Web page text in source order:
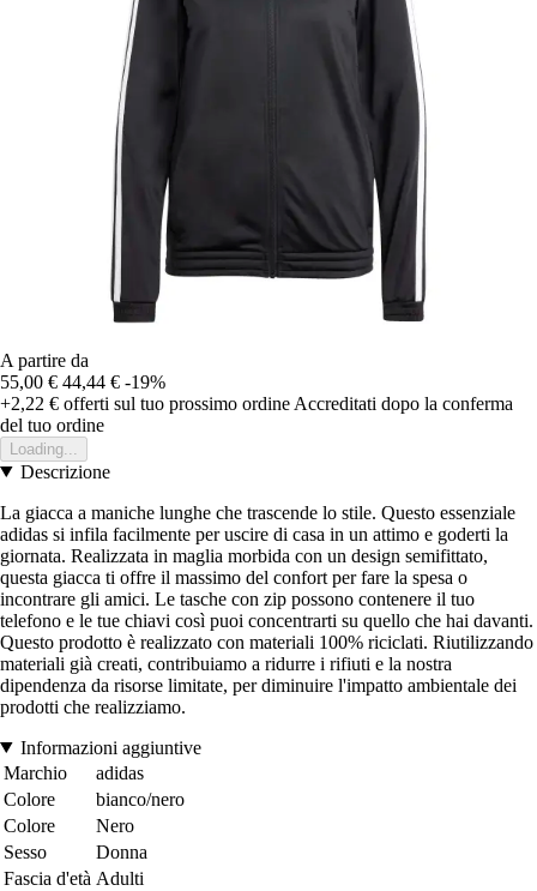
A partire da
55,00 € 44,44 € -19%
+2,22 € offerti sul tuo prossimo ordine Accreditati dopo la conferma
del tuo ordine
Loading...
Descrizione
La giacca a maniche lunghe che trascende lo stile. Questo essenziale
adidas si infila facilmente per uscire di casa in un attimo e goderti la
giornata. Realizzata in maglia morbida con un design semifittato,
questa giacca ti offre il massimo del confort per fare la spesa o
incontrare gli amici. Le tasche con zip possono contenere il tuo
telefono e le tue chiavi così puoi concentrarti su quello che hai davanti.
Questo prodotto è realizzato con materiali 100% riciclati. Riutilizzando
materiali già creati, contribuiamo a ridurre i rifiuti e la nostra
dipendenza da risorse limitate, per diminuire l'impatto ambientale dei
prodotti che realizziamo.
Informazioni aggiuntive
Marchio
adidas
Colore
bianco/nero
Colore
Nero
Sesso
Donna
Fascia d'età Adulti